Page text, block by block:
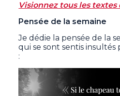
Visionnez tous les
Pensée de la semaine
Je dédie la pensée de la
qui se sont sentis
: